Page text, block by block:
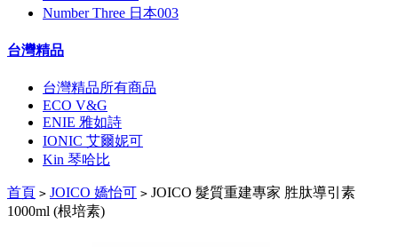
Number Three 日本003
台灣精品
台灣精品所有商品
ECO V&G
ENIE 雅如詩
IONIC 艾爾妮可
Kin 琴哈比
首頁 > JOICO 嬌怡可 > JOICO 髮質重建專家 胜肽導引素
1000ml (根培素)